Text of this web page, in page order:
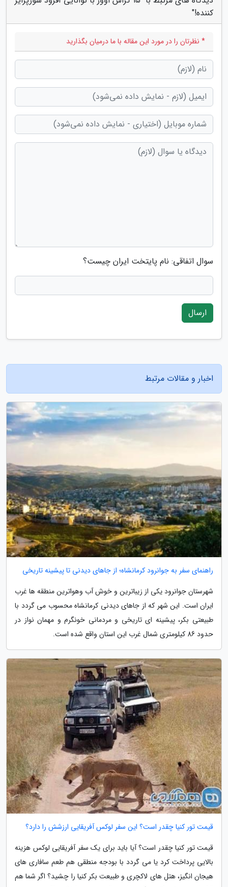
کننده!"
* نظرتان را در مورد این مقاله با ما درمیان بگذارید
سوال اتفاقی: نام پایتخت ایران چیست؟
ارسال
اخبار و مقالات مرتبط
راهنمای سفر به جوانرود کرمانشاه؛ از جاهای دیدنی تا پیشینه تاریخی
شهرستان جوانرود یکی از زیباترین و خوش آب وهواترین منطقه ها غرب
ایران است. این شهر که از جاهای دیدنی کرمانشاه محسوب می گردد با
طبیعتی بکر، پیشینه ای تاریخی و مردمانی خونگرم و مهمان نواز در
حدود 86 کیلومتری شمال غرب این استان واقع شده است.
قیمت تور کنیا چقدر است؟ این سفر لوکس آفریقایی ارزشش را دارد؟
قیمت تور کنیا چقدر است؟ آیا باید برای یک سفر آفریقایی لوکس هزینه
بالایی پرداخت کرد یا می گردد با بودجه منطقی هم طعم سافاری های
هیجان انگیز، هتل های لاکچری و طبیعت بکر کنیا را چشید؟ اگر شما هم